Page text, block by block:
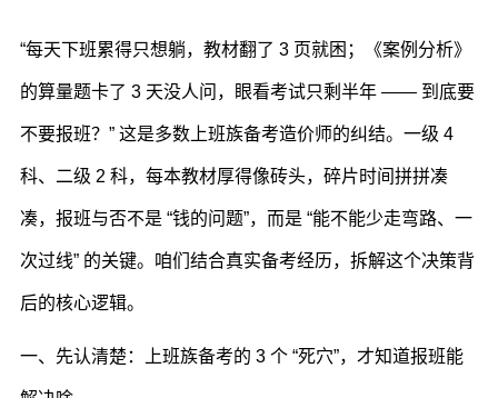
“每天下班累得只想躺，教材翻了 3 页就困；《案例分析》
的算量题卡了 3 天没人问，眼看考试只剩半年 —— 到底要
不要报班？” 这是多数上班族备考造价师的纠结。一级 4
科、二级 2 科，每本教材厚得像砖头，碎片时间拼拼凑
凑，报班与否不是 “钱的问题”，而是 “能不能少走弯路、一
次过线” 的关键。咱们结合真实备考经历，拆解这个决策背
后的核心逻辑。
一、先认清楚：上班族备考的 3 个 “死穴”，才知道报班能